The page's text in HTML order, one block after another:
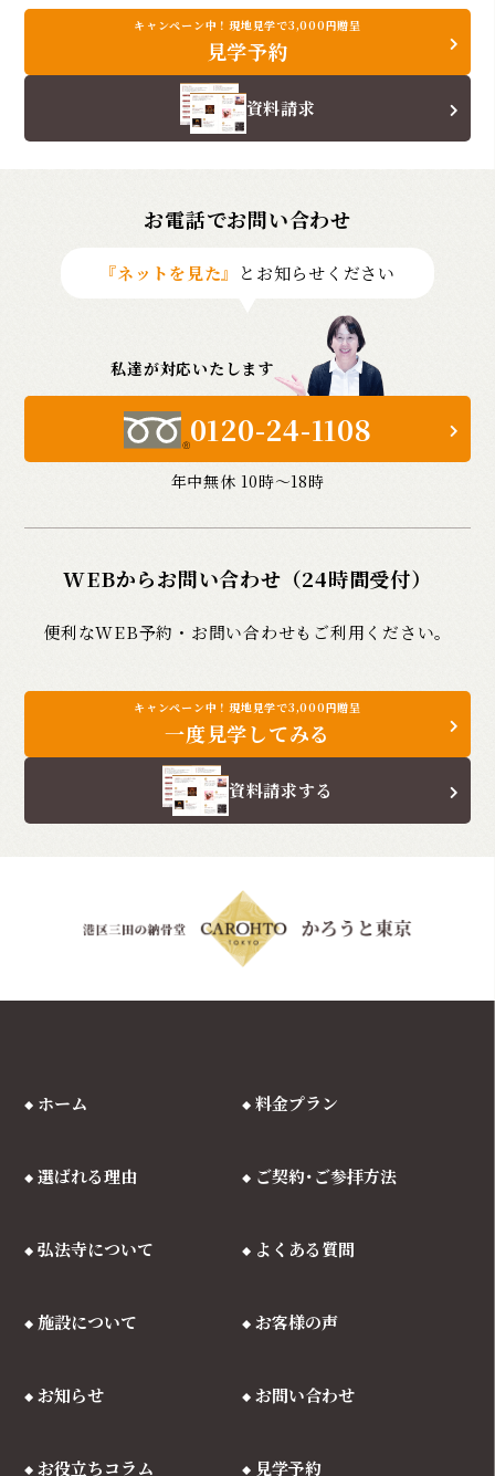
キャンペーン中！現地見学で3,000円贈呈
見学予約
資料請求
お電話でお問い合わせ
『ネットを見た』 とお知らせください
私達が対応いたします
0120-24-1108
年中無休 10時〜18時
WEBからお問い合わせ（24時間受付）
便利なWEB予約・お問い合わせもご利用ください。
キャンペーン中！現地見学で3,000円贈呈
一度見学してみる
資料請求する
ホーム
選ばれる理由
弘法寺について
施設について
料金プラン
ご契約･ご参拝方法
よくある質問
お客様の声
お知らせ
お役立ちコラム
お問い合わせ
見学予約